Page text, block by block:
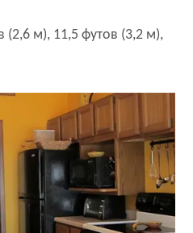
(2,6 м), 11,5 футов (3,2 м),